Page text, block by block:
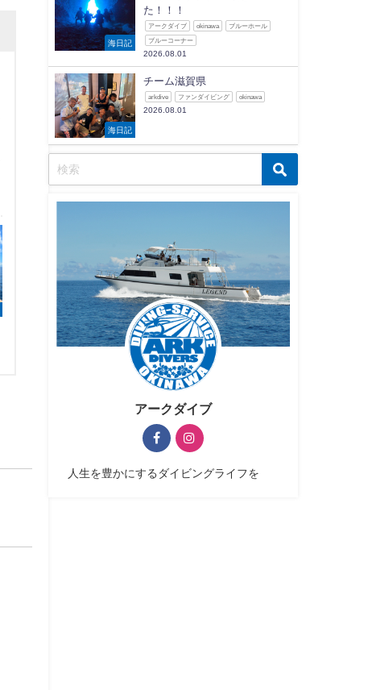
海日記
た！！！
アークダイブ okinawa ブルーホール
ブルーコーナー
2026.08.01
海日記
チーム滋賀県
arkdive ファンダイビング okinawa
2026.08.01
アークダイブ
人生を豊かにするダイビングライフを